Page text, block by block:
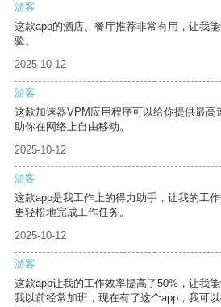
游客
这款app的酒店、餐厅推荐非常有用，让我
验。
2025-10-12
游客
这款加速器VPM应用程序可以给你提供最高
助你在网络上自由移动。
2025-10-12
游客
这款app是我工作上的得力助手，让我的工
更轻松地完成工作任务。
2025-10-12
游客
这款app让我的工作效率提高了50%，让我
我以前经常加班，现在有了这个app，我可